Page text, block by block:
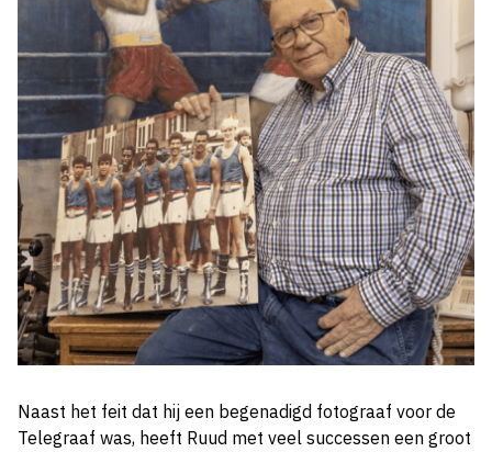
Naast het feit dat hij een begenadigd fotograaf voor de
Telegraaf was, heeft Ruud met veel successen een groot